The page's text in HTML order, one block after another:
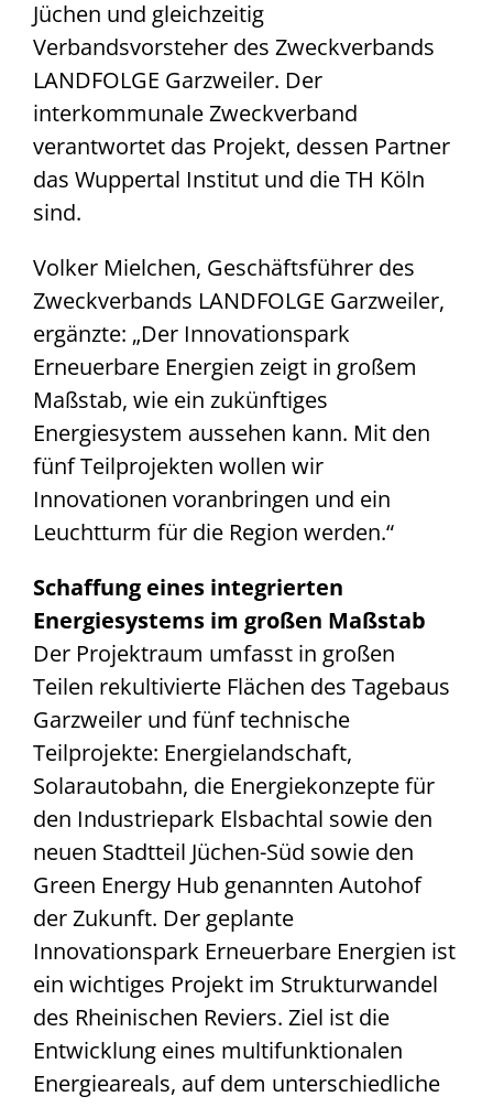
Jüchen und gleichzeitig
Verbandsvorsteher des Zweckverbands
LANDFOLGE Garzweiler. Der
interkommunale Zweckverband
verantwortet das Projekt, dessen Partner
das Wuppertal Institut und die TH Köln
sind.
Volker Mielchen, Geschäftsführer des
Zweckverbands LANDFOLGE Garzweiler,
ergänzte: „Der Innovationspark
Erneuerbare Energien zeigt in großem
Maßstab, wie ein zukünftiges
Energiesystem aussehen kann. Mit den
fünf Teilprojekten wollen wir
Innovationen voranbringen und ein
Leuchtturm für die Region werden.“
Schaffung eines integrierten
Energiesystems im großen Maßstab
Der Projektraum umfasst in großen
Teilen rekultivierte Flächen des Tagebaus
Garzweiler und fünf technische
Teilprojekte: Energielandschaft,
Solarautobahn, die Energiekonzepte für
den Industriepark Elsbachtal sowie den
neuen Stadtteil Jüchen-Süd sowie den
Green Energy Hub genannten Autohof
der Zukunft. Der geplante
Innovationspark Erneuerbare Energien ist
ein wichtiges Projekt im Strukturwandel
des Rheinischen Reviers. Ziel ist die
Entwicklung eines multifunktionalen
Energieareals, auf dem unterschiedliche